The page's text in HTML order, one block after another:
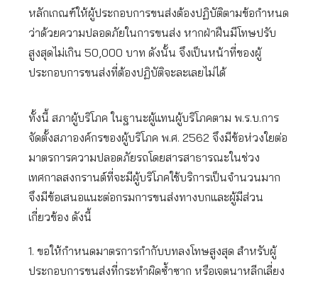
หลักเกณฑ์ให้ผู้ประกอบการขนส่งต้องปฏิบัติตามข้อกำหนด
ว่าด้วยความปลอดภัยในการขนส่ง หากฝ่าฝืนมีโทษปรับ
สูงสุดไม่เกิน 50,000 บาท ดังนั้น จึงเป็นหน้าที่ของผู้
ประกอบการขนส่งที่ต้องปฏิบัติจะละเลยไม่ได้
ทั้งนี้ สภาผู้บริโภค ในฐานะผู้แทนผู้บริโภคตาม พ.ร.บ.การ
จัดตั้งสภาองค์กรของผู้บริโภค พ.ศ. 2562 จึงมีข้อห่วงใยต่อ
มาตรการความปลอดภัยรถโดยสารสาธารณะในช่วง
เทศกาลสงกรานต์ที่จะมีผู้บริโภคใช้บริการเป็นจำนวนมาก
จึงมีข้อเสนอแนะต่อกรมการขนส่งทางบกและผู้มีส่วน
เกี่ยวข้อง ดังนี้
1. ขอให้กำหนดมาตรการกำกับบทลงโทษสูงสุด สำหรับผู้
ประกอบการขนส่งที่กระทำผิดซ้ำซาก หรือเจตนาหลีกเลี่ยง